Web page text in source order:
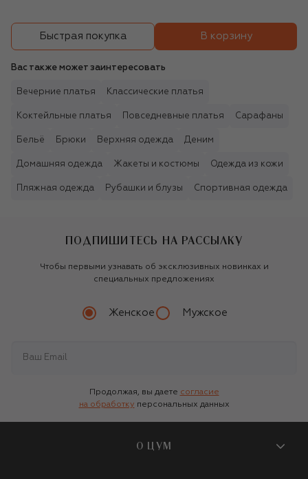
Быстрая покупка В корзину
Вас также может заинтересовать
Вечерние платья Классические платья
Коктейльные платья Повседневные платья Сарафаны
Бельё Брюки Верхняя одежда Деним
Домашняя одежда Жакеты и костюмы Одежда из кожи
Пляжная одежда Рубашки и блузы Спортивная одежда
ПОДПИШИТЕСЬ НА РАССЫЛКУ
Чтобы первыми узнавать об эксклюзивных новинках и
специальных предложениях
Женское Мужское
Продолжая, вы даете согласие
на обработку персональных данных
О ЦУМ